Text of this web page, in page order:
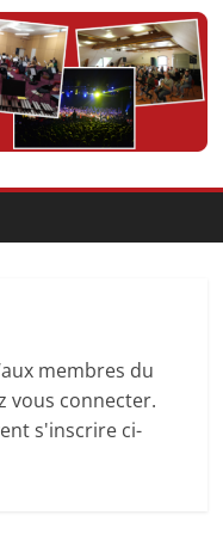
membres du
vous connecter.
s'inscrire ci-